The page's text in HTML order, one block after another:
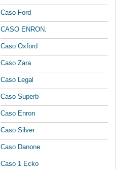
Caso Ford
CASO ENRON.
Caso Oxford
Caso Zara
Caso Legal
Caso Superb
Caso Enron
Caso Silver
Caso Danone
Caso 1 Ecko